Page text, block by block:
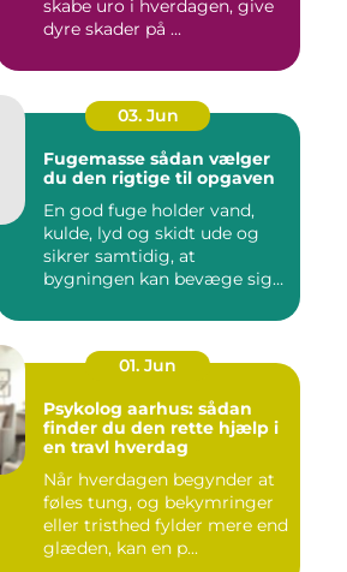
skabe uro i hverdagen, give
dyre skader på ...
03. Jun
Fugemasse sådan vælger
du den rigtige til opgaven
En god fuge holder vand,
kulde, lyd og skidt ude og
sikrer samtidig, at
bygningen kan bevæge sig
01. Jun
Psykolog aarhus: sådan
finder du den rette hjælp i
en travl hverdag
Når hverdagen begynder at
føles tung, og bekymringer
eller tristhed fylder mere end
glæden, kan en p...